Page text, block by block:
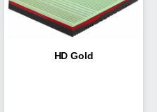
HD Gold